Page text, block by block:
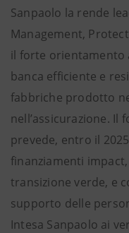
Sanpaolo la rende
Management,
il forte orientamento
banca efficiente e
fabbriche prodotto
nell’assicurazione. Il
prevede, entro il
finanziamenti
transizione verde, e
supporto delle
Intesa Sanpaolo ai